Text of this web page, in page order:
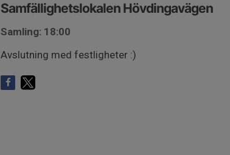
Samfällighetslokalen Hövdingavägen
Samling: 18:00
Avslutning med festligheter :)